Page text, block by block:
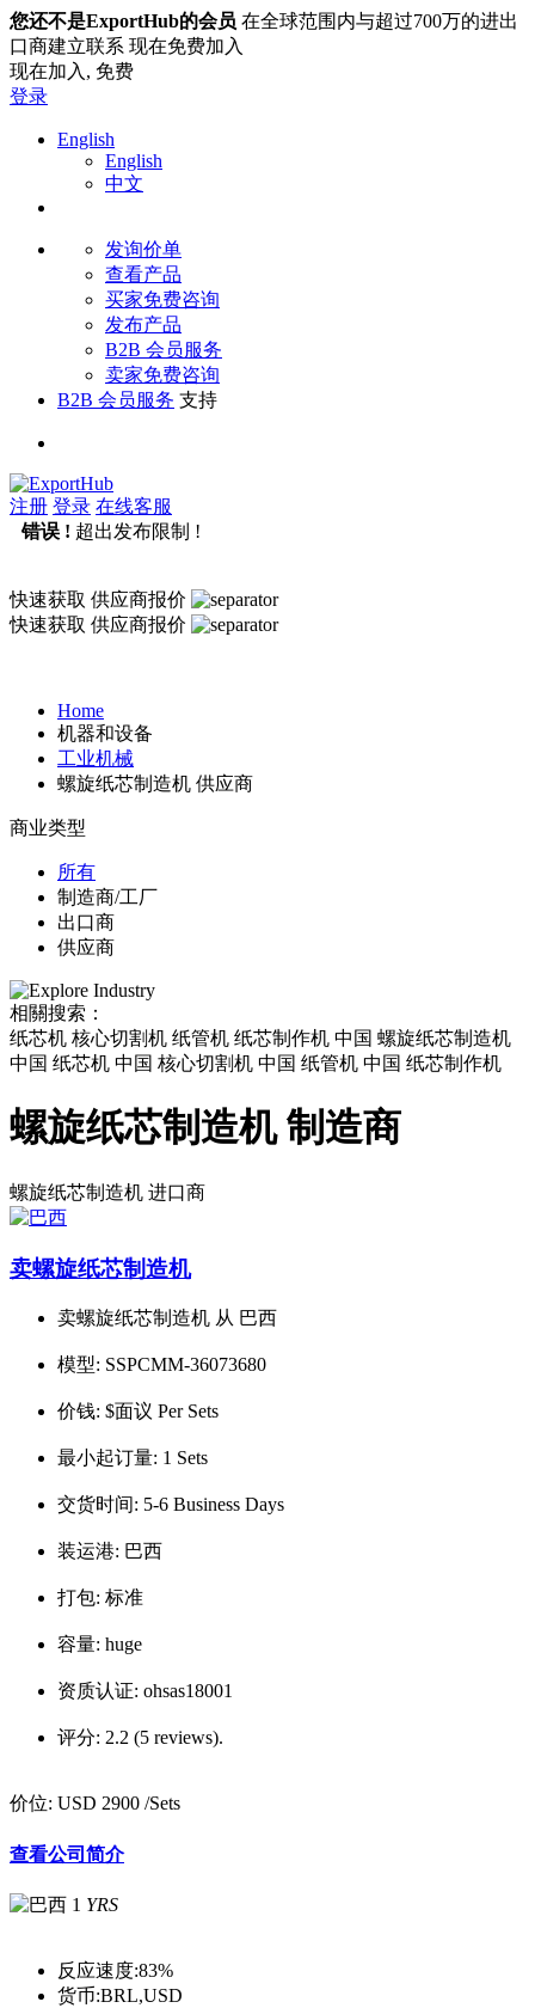
您还不是ExportHub的会员 在全球范围内与超过700万的进出
口商建立联系 现在免费加入
现在加入, 免费
登录
English
English
中文
发询价单
查看产品
买家免费咨询
发布产品
B2B 会员服务
卖家免费咨询
B2B 会员服务 支持
注册 登录 在线客服
错误 ! 超出发布限制 !
快速获取 供应商报价
快速获取 供应商报价
Home
机器和设备
工业机械
螺旋纸芯制造机 供应商
商业类型
所有
制造商/工厂
出口商
供应商
相關搜索：
纸芯机 核心切割机 纸管机 纸芯制作机 中国 螺旋纸芯制造机
中国 纸芯机 中国 核心切割机 中国 纸管机 中国 纸芯制作机
螺旋纸芯制造机 制造商
螺旋纸芯制造机 进口商
卖螺旋纸芯制造机
卖螺旋纸芯制造机 从 巴西
模型: SSPCMM-36073680
价钱: $面议 Per Sets
最小起订量: 1 Sets
交货时间: 5-6 Business Days
装运港: 巴西
打包: 标准
容量: huge
资质认证: ohsas18001
评分: 2.2 (5 reviews).
价位: USD 2900 /Sets
查看公司简介
1 YRS
反应速度:83%
货币:BRL,USD